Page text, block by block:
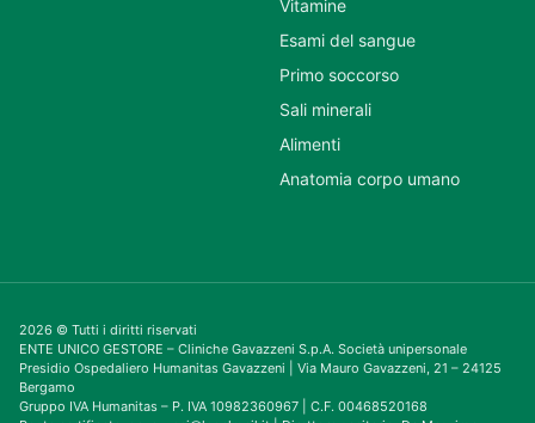
Vitamine
Esami del sangue
Primo soccorso
Sali minerali
Alimenti
Anatomia corpo umano
2026 © Tutti i diritti riservati
ENTE UNICO GESTORE – Cliniche Gavazzeni S.p.A. Società unipersonale
Presidio Ospedaliero Humanitas Gavazzeni | Via Mauro Gavazzeni, 21 – 24125
Bergamo
Gruppo IVA Humanitas – P. IVA 10982360967 | C.F. 00468520168